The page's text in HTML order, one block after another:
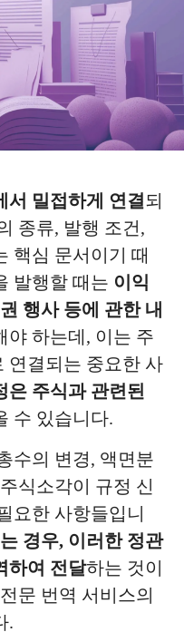
서 밀접하게 연결되
종류, 발행 조건,
핵심 문서이기 때
발행할 때는 이익
행사 등에 관한 내
야 하는데, 이는 주
연결되는 중요한 사
은 주식과 관련된
수 있습니다.
수의 변경, 액면분
식소각이 규정 신
요한 사항들입니
경우, 이러한 정관
하여 전달하는 것이
문 번역 서비스의
.